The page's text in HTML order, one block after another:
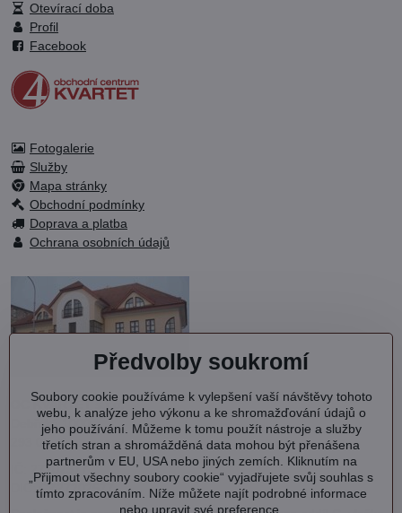
Otevírací doba
Profil
Facebook
Fotogalerie
Služby
Mapa stránky
Obchodní podmínky
Doprava a platba
Ochrana osobních údajů
OC KVARTET s.r.o.
Debřská 1000
293 06 Kosmonosy
IČ: 27202577
DIČ: CZ27202577
Předvolby soukromí
Soubory cookie používáme k vylepšení vaší návštěvy tohoto
webu, k analýze jeho výkonu a ke shromažďování údajů o
jeho používání. Můžeme k tomu použít nástroje a služby
třetích stran a shromážděná data mohou být přenášena
partnerům v EU, USA nebo jiných zemích. Kliknutím na
„Přijmout všechny soubory cookie“ vyjadřujete svůj souhlas s
tímto zpracováním. Níže můžete najít podrobné informace
nebo upravit své preference.